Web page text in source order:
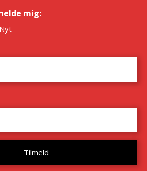
mig: